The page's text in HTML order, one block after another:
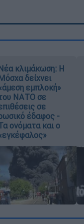
Νέα κλιμάκωση: Η
Μόσχα δείχνει
εμπλοκή»
ΝΑΤΟ σε
σε
έδαφος -
ονόματα και ο